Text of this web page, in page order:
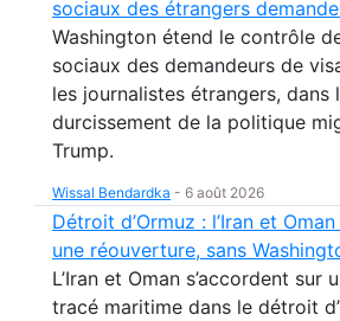
sociaux des étrangers
Washington étend le contrôle
sociaux des demandeurs de
les journalistes étrangers, dans
durcissement de la politique
Trump.
Wissal Bendardka - 6 août 2026
Détroit d’Ormuz : l’Iran et
une réouverture, sans
L’Iran et Oman s’accordent sur
tracé maritime dans le détroit